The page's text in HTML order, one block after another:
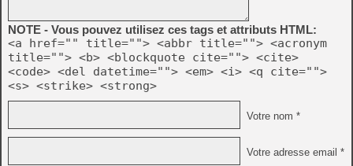
NOTE - Vous pouvez utilisez ces tags et attributs HTML:
<a href="" title=""> <abbr title=""> <acronym
title=""> <b> <blockquote cite=""> <cite>
<code> <del datetime=""> <em> <i> <q cite="">
<s> <strike> <strong>
Votre nom *
Votre adresse email *